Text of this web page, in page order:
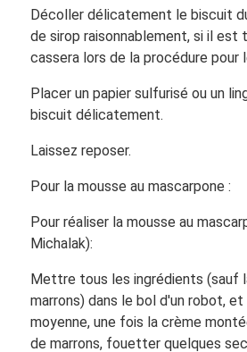
Décoller délicatement le biscuit
de sirop raisonnablement, si il est
cassera lors de la procédure pour
Placer un papier sulfurisé ou un
biscuit délicatement.
Laissez reposer.
Pour la mousse au mascarpone :
Pour réaliser la mousse au
Michalak):
Mettre tous les ingrédients (sauf
marrons) dans le bol d'un robot,
moyenne, une fois la crème
de marrons, fouetter quelques